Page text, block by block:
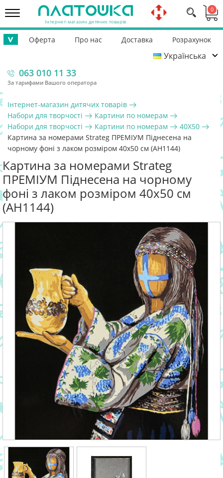
> Оферта Про нас Доставка
Розрахунок
Допомога ЗСУ
Українська
063 010 11 33
За тарифами Вашого оператора
Інтернет-магазин дитячих товарів
0
Інтернет-магазин дитячих товарів
Набори для творчості
Картини по номерам
Набори для творчості
Картини по номерам
40Х50
Картина за номерами Strateg ПРЕМІУМ Піднесена на
чорному фоні з лаком розміром 40х50 см (AH1144)
Картина за номерами Strateg
ПРЕМІУМ Піднесена на чорному
фоні з лаком розміром 40х50 см
(AH1144)